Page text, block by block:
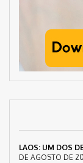
LAOS: UM DOS
DE AGOSTO DE